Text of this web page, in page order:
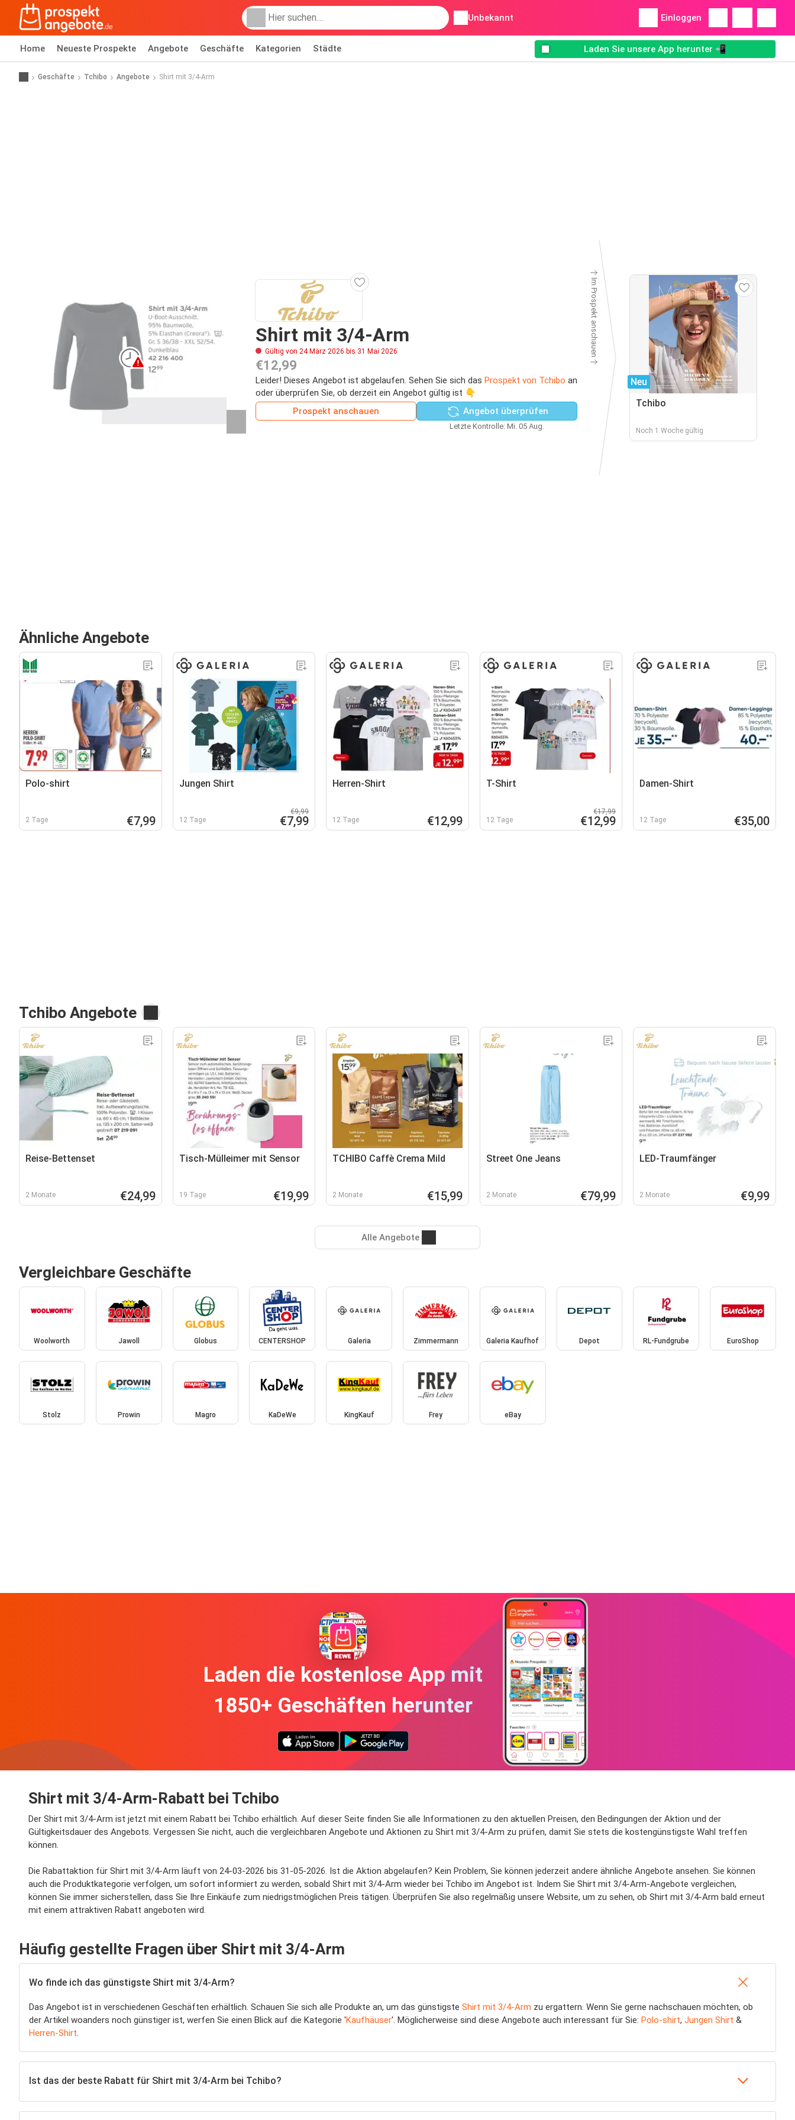
Unbekannt Einloggen
Home Neueste Prospekte Angebote Geschäfte Kategorien Städte Laden Sie unsere App herunter 📲
Geschäfte Tchibo Angebote Shirt mit 3/4-Arm
Shirt mit 3/4-Arm
Gültig von 24 März 2026 bis 31 Mai 2026
€12,99
Leider! Dieses Angebot ist abgelaufen. Sehen Sie sich das Prospekt von Tchibo an
oder überprüfen Sie, ob derzeit ein Angebot gültig ist 👇
Prospekt anschauen
Angebot überprüfen
Letzte Kontrolle: Mi. 05 Aug.
Im Prospekt anschauen
Neu
Tchibo
Noch 1 Woche gültig
Ähnliche Angebote
Polo-shirt
2 Tage €7,99
Jungen Shirt
12 Tage
€9,99
€7,99
Herren-Shirt
12 Tage €12,99
T-Shirt
12 Tage
€17,99
€12,99
Damen-Shirt
12 Tage €35,00
Tchibo Angebote
Reise-Bettenset
2 Monate €24,99
Tisch-Mülleimer mit Sensor
19 Tage €19,99
TCHIBO Caffè Crema Mild
2 Monate €15,99
Street One Jeans
2 Monate €79,99
LED-Traumfänger
2 Monate €9,99
Alle Angebote
Vergleichbare Geschäfte
Woolworth Jawoll Globus CENTERSHOP Galeria Zimmermann Galeria Kaufhof Depot RL-Fundgrube EuroShop
Stolz Prowin Magro KaDeWe KingKauf Frey eBay
Laden die kostenlose App mit
1850+ Geschäften herunter
Shirt mit 3/4-Arm-Rabatt bei Tchibo
Der Shirt mit 3/4-Arm ist jetzt mit einem Rabatt bei Tchibo erhältlich. Auf dieser Seite finden Sie alle Informationen zu den aktuellen Preisen, den Bedingungen der Aktion und der
Gültigkeitsdauer des Angebots. Vergessen Sie nicht, auch die vergleichbaren Angebote und Aktionen zu Shirt mit 3/4-Arm zu prüfen, damit Sie stets die kostengünstigste Wahl treffen
können.
Die Rabattaktion für Shirt mit 3/4-Arm läuft von 24-03-2026 bis 31-05-2026. Ist die Aktion abgelaufen? Kein Problem, Sie können jederzeit andere ähnliche Angebote ansehen. Sie können
auch die Produktkategorie verfolgen, um sofort informiert zu werden, sobald Shirt mit 3/4-Arm wieder bei Tchibo im Angebot ist. Indem Sie Shirt mit 3/4-Arm-Angebote vergleichen,
können Sie immer sicherstellen, dass Sie Ihre Einkäufe zum niedrigstmöglichen Preis tätigen. Überprüfen Sie also regelmäßig unsere Website, um zu sehen, ob Shirt mit 3/4-Arm bald erneut
mit einem attraktiven Rabatt angeboten wird.
Häufig gestellte Fragen über Shirt mit 3/4-Arm
Wo finde ich das günstigste Shirt mit 3/4-Arm?
Das Angebot ist in verschiedenen Geschäften erhältlich. Schauen Sie sich alle Produkte an, um das günstigste Shirt mit 3/4-Arm zu ergattern. Wenn Sie gerne nachschauen möchten, ob
der Artikel woanders noch günstiger ist, werfen Sie einen Blick auf die Kategorie 'Kaufhäuser'. Möglicherweise sind diese Angebote auch interessant für Sie: Polo-shirt, Jungen Shirt &
Herren-Shirt.
Ist das der beste Rabatt für Shirt mit 3/4-Arm bei Tchibo?